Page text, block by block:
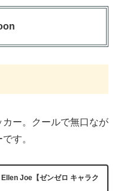
ー。クールで無口なが
す。
Joe【ゼンゼロ キャラク